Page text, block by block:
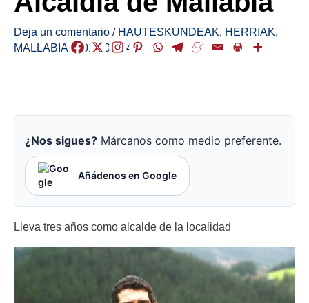
Deja un comentario / HAUTESKUNDEAK, HERRIAK,
MALLABIA/2018-04-04
¿Nos sigues? Márcanos como medio preferente.
Añádenos en Google
Lleva tres años como alcalde de la localidad